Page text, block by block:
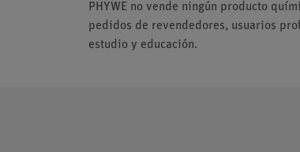
PHYWE no vende ningún producto
pedidos de revendedores, usuarios
estudio y educación.